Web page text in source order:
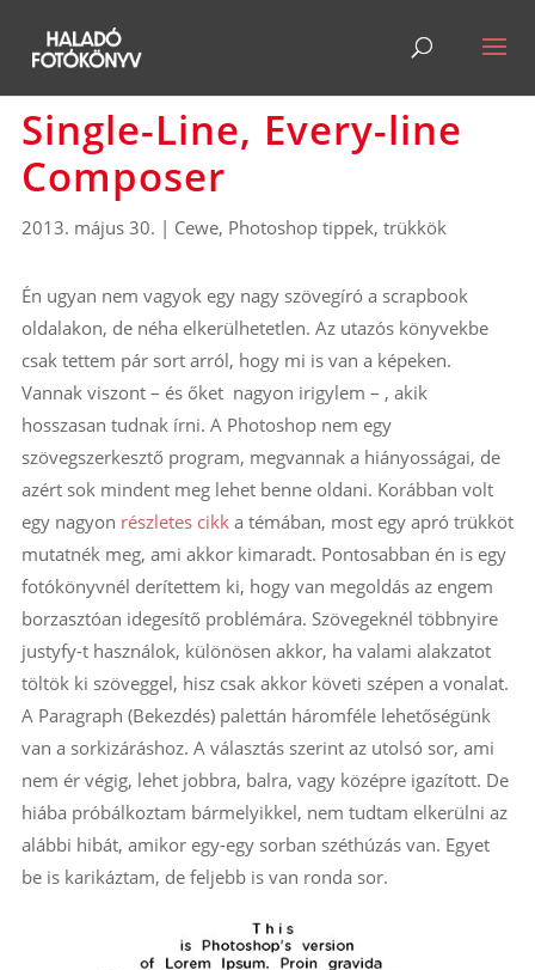
Single-Line, Every-line
Composer
2013. május 30. | Cewe, Photoshop tippek, trükkök
Én ugyan nem vagyok egy nagy szövegíró a scrapbook
oldalakon, de néha elkerülhetetlen. Az utazós könyvekbe
csak tettem pár sort arról, hogy mi is van a képeken.
Vannak viszont – és őket nagyon irigylem – , akik
hosszasan tudnak írni. A Photoshop nem egy
szövegszerkesztő program, megvannak a hiányosságai, de
azért sok mindent meg lehet benne oldani. Korábban volt
egy nagyon részletes cikk a témában, most egy apró trükköt
mutatnék meg, ami akkor kimaradt. Pontosabban én is egy
fotókönyvnél derítettem ki, hogy van megoldás az engem
borzasztóan idegesítő problémára. Szövegeknél többnyire
justyfy-t használok, különösen akkor, ha valami alakzatot
töltök ki szöveggel, hisz csak akkor követi szépen a vonalat.
A Paragraph (Bekezdés) palettán háromféle lehetőségünk
van a sorkizáráshoz. A választás szerint az utolsó sor, ami
nem ér végig, lehet jobbra, balra, vagy középre igazított. De
hiába próbálkoztam bármelyikkel, nem tudtam elkerülni az
alábbi hibát, amikor egy-egy sorban széthúzás van. Egyet
be is karikáztam, de feljebb is van ronda sor.